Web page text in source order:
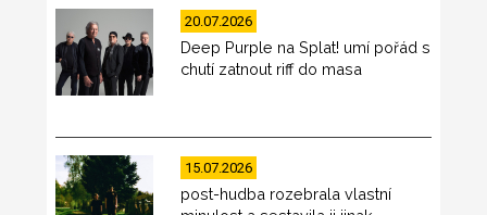
20.07.2026
Deep Purple na Splat! umí pořád s
chutí zatnout riff do masa
15.07.2026
post-hudba rozebrala vlastní